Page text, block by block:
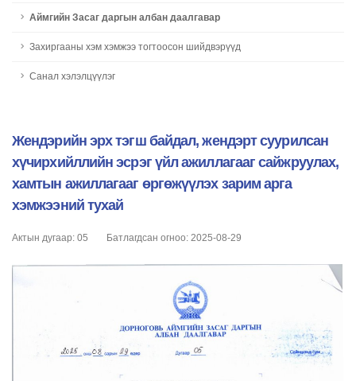
Аймгийн Засаг даргын албан даалгавар
Захиргааны хэм хэмжээ тогтоосон шийдвэрүүд
Санал хэлэлцүүлэг
Жендэрийн эрх тэгш байдал, жендэрт суурилсан
хүчирхийллийн эсрэг үйл ажиллагааг сайжруулах,
хамтын ажиллагааг өргөжүүлэх зарим арга
хэмжээний тухай
Актын дугаар: 05 Батлагдсан огноо: 2025-08-29